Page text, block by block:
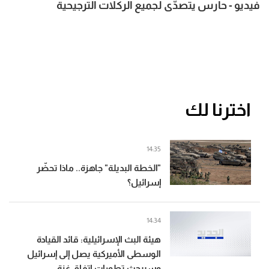
فيديو - حارس يتصدّى لجميع الركلات الترجيحية
اخترنا لك
"الخطة البديلة" جاهزة.. ماذا تحضّر
إسرائيل؟
14:35
هيئة البث الإسرائيلية: قائد القيادة
الوسطى الأميركية يصل إلى إسرائيل
14:34